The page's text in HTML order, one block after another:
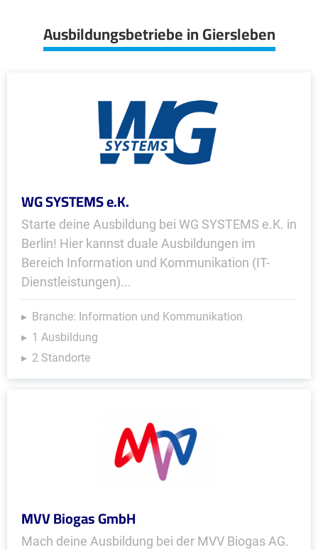
Ausbildungsbetriebe in Giersleben
WG SYSTEMS e.K.
Starte deine Ausbildung bei WG SYSTEMS e.K. in
Berlin! Hier kannst duale Ausbildungen im
Bereich Information und Kommunikation (IT-
Dienstleistungen)...
Branche: Information und Kommunikation
1 Ausbildung
2 Standorte
MVV Biogas GmbH
Mach deine Ausbildung bei der MVV Biogas AG.